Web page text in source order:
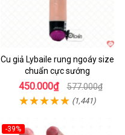
Cu giả Lybaile rung ngoáy size
chuẩn cực sướng
450.000₫ 577.000₫
(1,441)
-39%